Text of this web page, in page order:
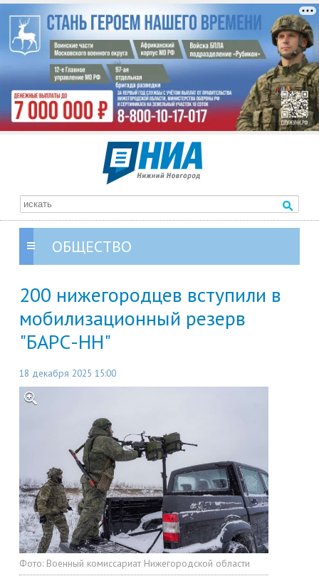
ОБЩЕСТВО
200 нижегородцев вступили в
мобилизационный резерв
"БАРС-НН"
18 декабря 2025 15:00
Фото: Военный комиссариат Нижегородской области